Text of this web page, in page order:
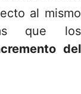
al mismo
que los
del